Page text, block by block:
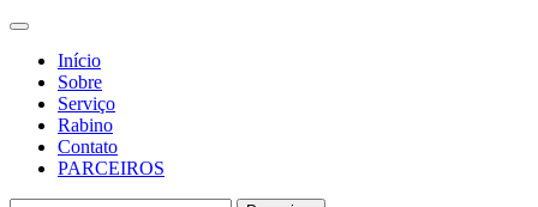
Início
Sobre
Serviço
Rabino
Contato
PARCEIROS